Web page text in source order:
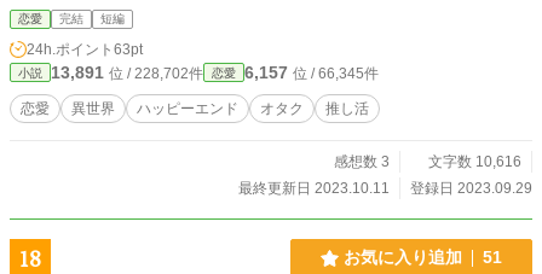
し創作したものです。 https://www.pixiv.net/novel/contest/yomitainovel
恋愛 完結 短編
24h.ポイント 63pt
小説 13,891 位 / 228,702件 恋愛 6,157 位 / 66,345件
恋愛 異世界 ハッピーエンド オタク 推し活
感想数 3
文字数 10,616
最終更新日 2023.10.11
登録日 2023.09.29
18 お気に入り追加 51